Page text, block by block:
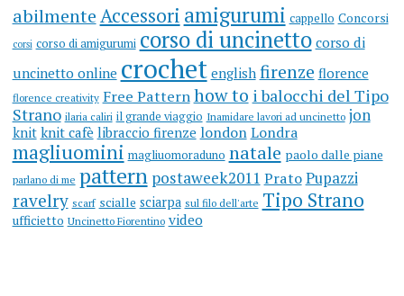
abilmenteAccessori amigurumi cappello Concorsi
corsi corso di amigurumi corso di uncinetto corso di
uncinetto online crochet english firenze florence
florence creativity Free Pattern how to i balocchi del Tipo
Strano ilaria caliri il grande viaggio Inamidare lavori ad uncinetto jon
knit knit cafè libraccio firenze london Londra
magliuomini magliuomoraduno natale paolo dalle piane
parlano di me pattern postaweek2011 Prato Pupazzi
ravelry scarf scialle sciarpa sul filo dell'arte Tipo Strano
ufficietto Uncinetto Fiorentino video